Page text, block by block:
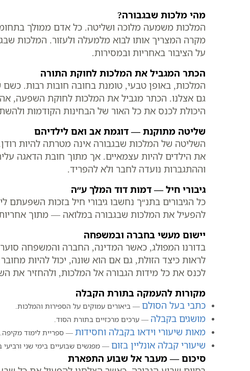
מהי מלכות שבגבורה?
המלכות משמעה מלוכה ושליטה. כל אדם ממולך
מקרה המצריך אותו לבוא מלמעלה ולעזור. המלכות
על הציבור באחריות ובמסירות.
הכתר המגביל את המלכות לחוקת התורה
המלכות, באופן טבעי, טומנת בחובה חובות רבות.
גם אצלנו. הכתר מגביל את המלכות לחוקת השפעה,
היכולת לכנס את כל האור של הבחינות הקודמות
שליטה מתוקנת — דוגמת אב ואם לילדיהם
השליטה של המלכות שבגבורה אינה מטרתה להיות
את הילדים להיות עצמאיים. אך מתוך חובת הדאגה
וההתגברות נועדה לחבר ולא להפריד.
גיבורי חיל — דמות דוד המלך ע״ה
כל הגיבורים בתנ״ך נחשבו גיבורי חיל בזכות
להפעיל את המלכות שבגבורה במלואה — מתוך
יישום מעשי בחברה ובמשפחה
בדורנו המפולג, כאשר המדינה, החברה והמשפחה
לראות כיצד הזולת, גם אם הוא שונה, יכול להיות
לכנס את כל מידות הגבורה אל המלכות, ולהחזיר את
מקורות להעמקה בתורת הקבלה
כתבי בעל הסולם — ביאורים עמוקים על הספירות והמלכות.
מושגים בקבלה — ערכים מרכזיים בתורת הסוד.
מאות שיעורי וידאו בקבלה וחסידות — ספריית לימוד מקיפה.
שיעורי קבלה אונליין בזום — מפגשים שבועיים בימי שני ורביעי
סיכום — מעבר אל שבוע התפארת